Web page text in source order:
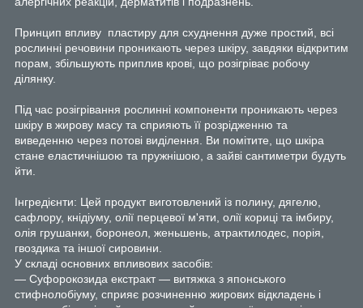
Принцип впливу пластиру для схуднення дуже простий, всі
рослинні речовини проникають через шкіру, завдяки відкритим
порам, збільшують приплив крові, що розігріває робочу
ділянку.
Під час розігрівання рослинні компоненти проникають через
шкіру в жирову масу та сприяють її розрідженню та
виведенню через потові виділення. Ви помітите, що шкіра
стане еластичнішою та пружнішою, а зайві сантиметри будуть
йти.
Інгредієнти: Цей продукт виготовлений із полину, дягелю,
сафлору, кнідіуму, олії перцевої м'яти, олії кориці та імбиру,
олія грушанки, боронеол, женьшень, атрактилодес, порія,
гвоздика та іншої сировини.
У складі основних впливових засобів:
— Суфорокозида екстракт — витяжка з японського
стифнолобіуму, сприяє розчиненню жирових відкладень і